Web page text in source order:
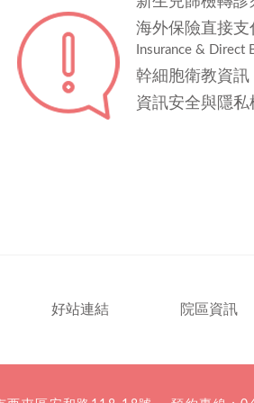
海外保險直接支
Insurance & Direct
幹細胞衛教資訊
資訊安全與隱私
好站連結 院區資訊